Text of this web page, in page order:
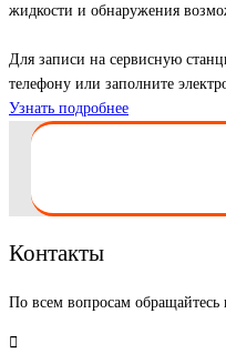
жидкости и обнаружения
Для записи на сервисную
телефону или заполните
Узнать подробнее
Контакты
По всем вопросам